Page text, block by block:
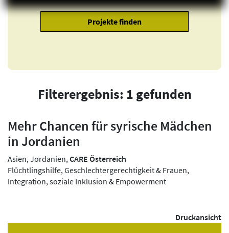
Filterergebnis: 1 gefunden
Mehr Chancen für syrische Mädchen
in Jordanien
Asien, Jordanien, CARE Österreich
Flüchtlingshilfe, Geschlechtergerechtigkeit & Frauen,
Integration, soziale Inklusion & Empowerment
Druckansicht